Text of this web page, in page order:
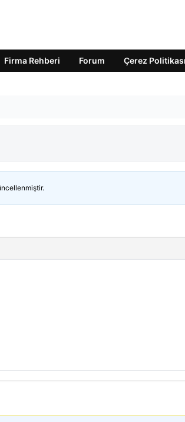
Firma Rehberi Forum Çerez Politikası